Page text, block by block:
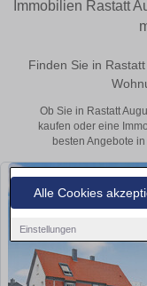
Alle Cookies
Einstellungen
Immobilien Rastatt
Finden Sie in
Ob Sie in Rastatt
kaufen oder eine
besten Angebote